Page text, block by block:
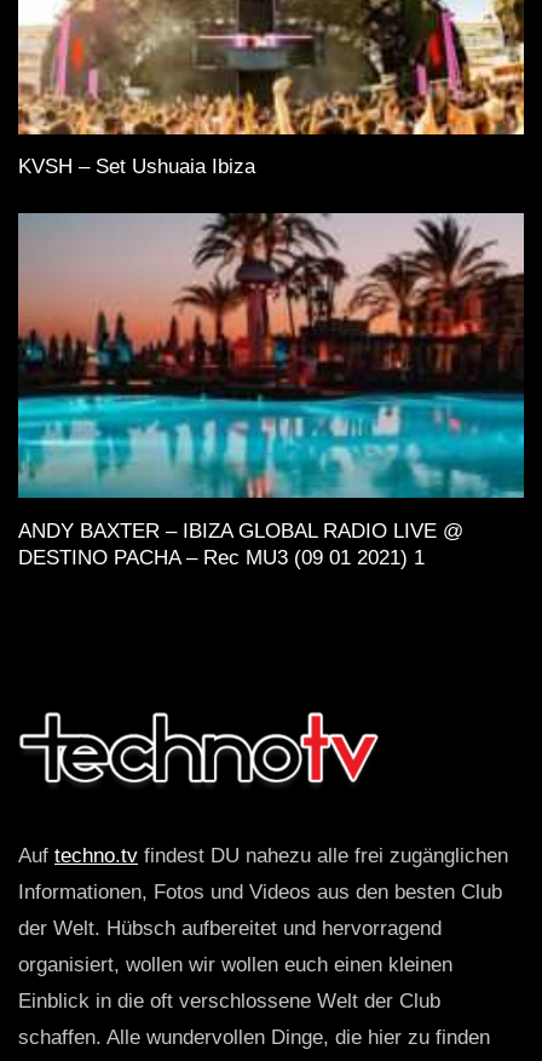
KVSH – Set Ushuaia Ibiza
ANDY BAXTER – IBIZA GLOBAL RADIO LIVE @
DESTINO PACHA – Rec MU3 (09 01 2021) 1
Auf techno.tv findest DU nahezu alle frei zugänglichen
Informationen, Fotos und Videos aus den besten Club
der Welt. Hübsch aufbereitet und hervorragend
organisiert, wollen wir wollen euch einen kleinen
Einblick in die oft verschlossene Welt der Club
schaffen. Alle wundervollen Dinge, die hier zu finden